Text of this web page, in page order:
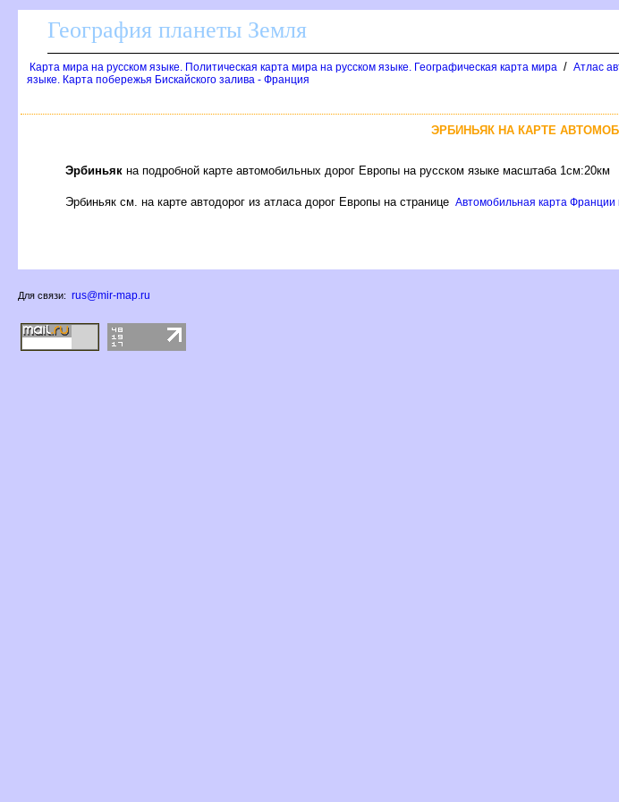
География планеты Земля
Карта мира на русском языке. Политическая карта мира на русском языке. Географическая карта мира / Атлас
языке. Карта побережья Бискайского залива - Франция
ЭРБИНЬЯК НА КАРТЕ
Эрбиньяк на подробной карте автомобильных дорог Европы на русском языке масштаба 1см:20км
Эрбиньяк см. на карте автодорог из атласа дорог Европы на странице Автомобильная карта Франции
Для связи: rus@mir-map.ru